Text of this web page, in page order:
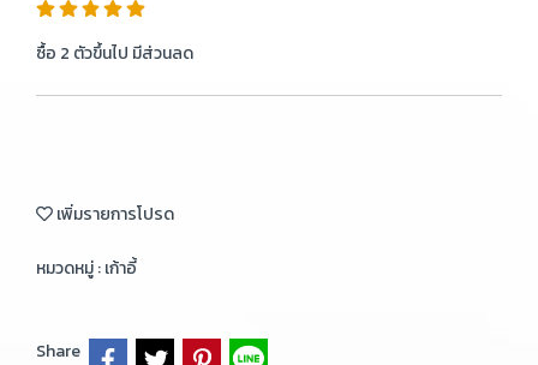
ซื้อ 2 ตัวขึ้นไป มีส่วนลด
เพิ่มรายการโปรด
หมวดหมู่ :เก้าอี้
Share